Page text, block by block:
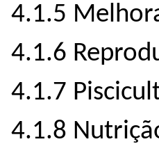
4.1.5
4.1.6
4.1.7
4.1.8